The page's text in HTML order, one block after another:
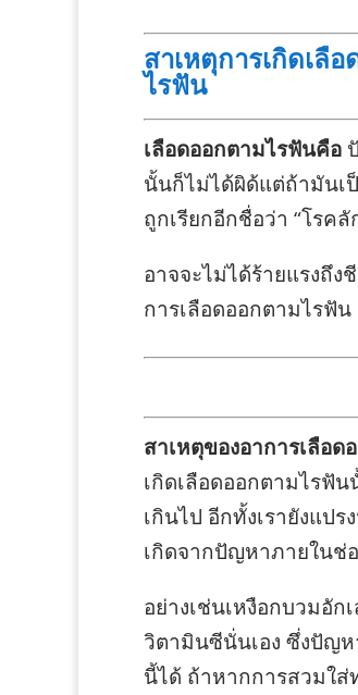
สาเหตุการเกิดเลื
ไรฟัน
เลือดออกตามไรฟันคือ
นั้นก็ไม่ได้ผิด้แต่ถ้ามันเ
ถูกเรียกอีกชื่อว่า “โรค
อาจจะไม่ได้ร้ายแรงถึง
การเลือดออกตามไรฟั
สาเหตุของอาการเลือด
เกิดเลือดออกตามไรฟั
เกินไป อีกทั้งเรายังแป
เกิดจากปัญหาภายในช่
อย่างเช่นเหงือกบวมอั
วิตามินซีนั่นเอง ซึ่งปัญ
นี้ได้ ถ้าหากการสวมใ